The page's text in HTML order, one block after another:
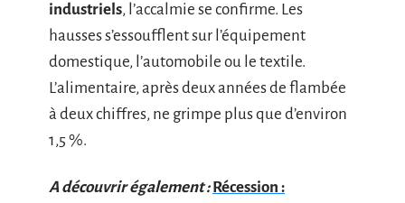
industriels, l’accalmie se confirme. Les
hausses s’essoufflent sur l’équipement
domestique, l’automobile ou le textile.
L’alimentaire, après deux années de flambée
à deux chiffres, ne grimpe plus que d’environ
1,5 %.
A découvrir également : Récession :